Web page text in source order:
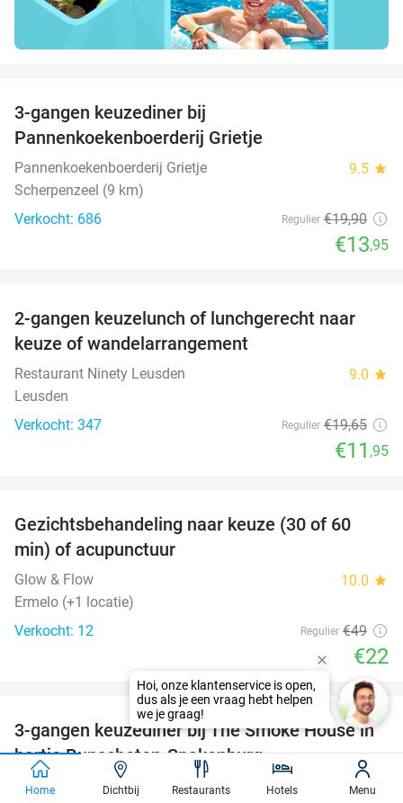
3-gangen keuzediner bij
Pannenkoekenboerderij Grietje
Pannenkoekenboerderij Grietje 9.5 star
Scherpenzeel (9 km)
Verkocht: 686
Regulier €19,90
€13,95
39%
2-gangen keuzelunch of lunchgerecht naar
keuze of wandelarrangement
Restaurant Ninety Leusden 9.0 star
Leusden
Verkocht: 347
Regulier €19,65
€11 ,95
55%
Gezichtsbehandeling naar keuze (30 of 60
min) of acupunctuur
Glow & Flow 10.0 star
Ermelo (+1 locatie)
Verkocht: 12
Regulier €49
€22
37%
favorite_border
3-gangen keuzediner bij The Smoke House in
hartje Bunschoten-Spakenburg
The Smoke House 9.9star
Home Dichtbij Restaurants Hotels Menu